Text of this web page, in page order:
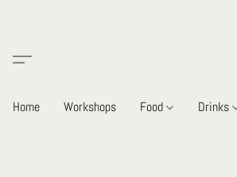
Home Workshops Food Drinks